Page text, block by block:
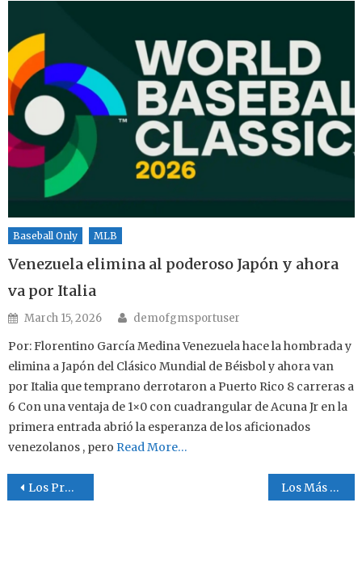
Baseball Only MLB
Venezuela elimina al poderoso Japón y ahora
va por Italia
Posted on
March 15, 2026 Author
demofgmsportuser
Por: Florentino García Medina Venezuela hace la hombrada y
elimina a Japón del Clásico Mundial de Béisbol y ahora van
por Italia que temprano derrotaron a Puerto Rico 8 carreras a
6 Con una ventaja de 1×0 con cuadrangular de Acuna Jr en la
primera entrada abrió la esperanza de los aficionados
venezolanos , pero Read More…
Post navigation
Los Propósitos Los Más Valiosos